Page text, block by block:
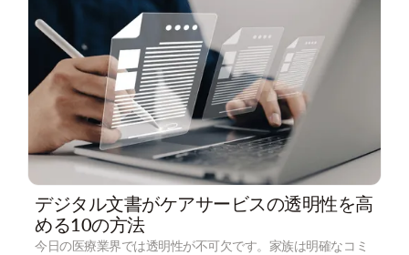
デジタル文書がケアサービスの透明性を高
める10の方法
今日の医療業界では透明性が不可欠です。家族は明確なコミ